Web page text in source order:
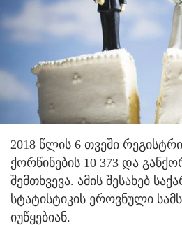
2018 წლის 6 თვეში
ქორწინების 10 373 და
შემთხვევა. ამის შესახებ
სტატისტიკის ეროვნული
იუწყებიან.